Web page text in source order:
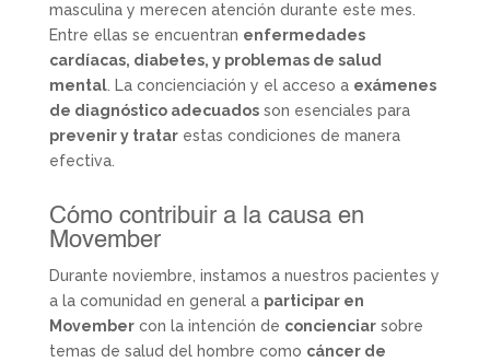
masculina y merecen atención durante este mes.
Entre ellas se encuentran enfermedades
cardíacas, diabetes, y problemas de salud
mental. La concienciación y el acceso a exámenes
de diagnóstico adecuadosson esenciales para
prevenir y tratarestas condiciones de manera
efectiva.
Cómo contribuir a la causa en
Movember
Durante noviembre, instamos a nuestros pacientes y
a la comunidad en general a participar en
Movembercon la intención de concienciarsobre
temas de salud del hombre como cáncer de